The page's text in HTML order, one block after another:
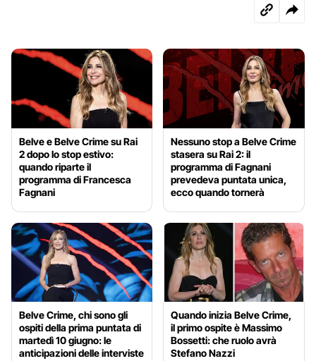
Belve e Belve Crime su Rai
2 dopo lo stop estivo:
quando riparte il
programma di Francesca
Fagnani
Nessuno stop a Belve Crime
stasera su Rai 2: il
programma di Fagnani
prevedeva puntata unica,
ecco quando tornerà
Belve Crime, chi sono gli
ospiti della prima puntata di
martedì 10 giugno: le
anticipazioni delle interviste
Quando inizia Belve Crime,
il primo ospite è Massimo
Bossetti: che ruolo avrà
Stefano Nazzi